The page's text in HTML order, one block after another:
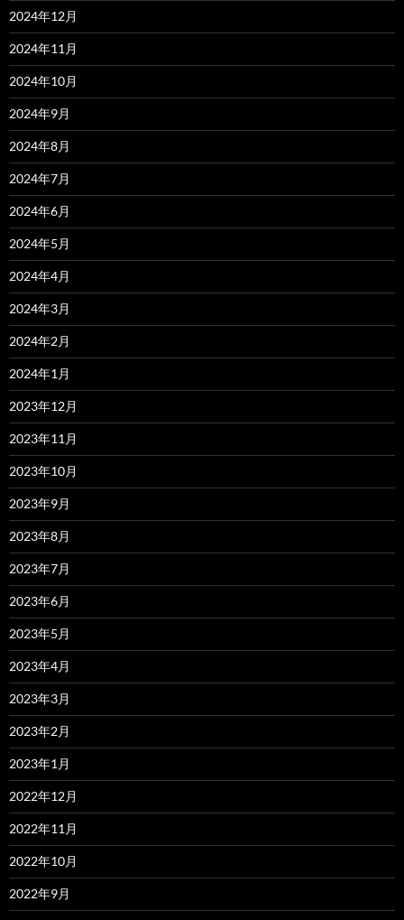
2024年12月
2024年11月
2024年10月
2024年9月
2024年8月
2024年7月
2024年6月
2024年5月
2024年4月
2024年3月
2024年2月
2024年1月
2023年12月
2023年11月
2023年10月
2023年9月
2023年8月
2023年7月
2023年6月
2023年5月
2023年4月
2023年3月
2023年2月
2023年1月
2022年12月
2022年11月
2022年10月
2022年9月